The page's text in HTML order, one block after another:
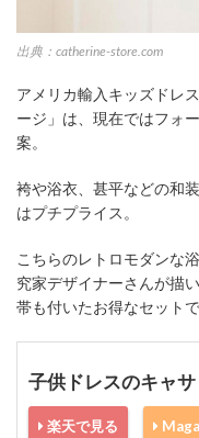
出典：catherine-store.com
アメリカ輸入キッズドレ
ージ」は、現在ではフォ
案。
袴や浴衣、甚平などの和
はプチプライス。
こちらのレトロモダンな
究家デザイナーさんが描
帯も付いたお得なセットで
子供ドレスのキャ
楽天で見る